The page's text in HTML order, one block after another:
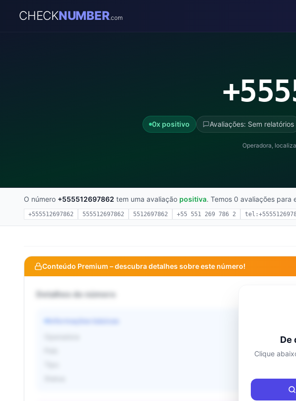
CHECKNUMBER.com
0x positivo Avaliações: Sem relatórios
Operadora,
O número +555512697862 tem uma avaliação positiva. Temos 0 avaliações para
+555512697862 555512697862 5512697862 +55 551 269 786 2
Conteúdo Premium – descubra detalhes sobre este número!
Detalhes do número
Informações básicas
De
Clique